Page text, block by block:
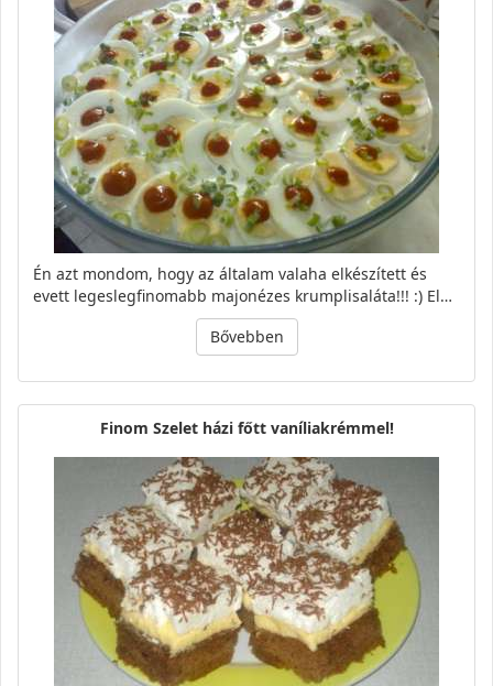
Én azt mondom, hogy az általam valaha elkészített és
evett legeslegfinomabb majonézes krumplisaláta!!! :) El…
Bővebben
Finom Szelet házi főtt vaníliakrémmel!